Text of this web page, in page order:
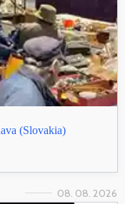
(Slovakia)
08. 08. 2026